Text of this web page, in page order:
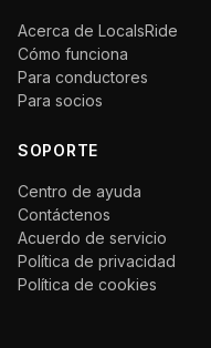
Acerca de LocalsRide
Cómo funciona
Para conductores
Para socios
SOPORTE
Centro de ayuda
Contáctenos
Acuerdo de servicio
Política de privacidad
Política de cookies